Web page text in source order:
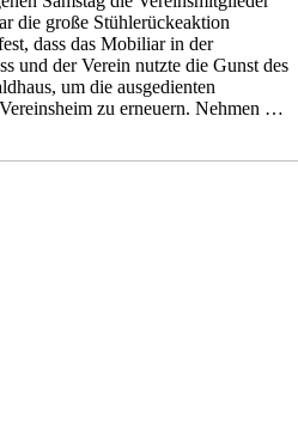
die große Stühlerückeaktion
dass das Mobiliar in der
und der Verein nutzte die Gunst des
um die ausgedienten
zu erneuern. Nehmen …